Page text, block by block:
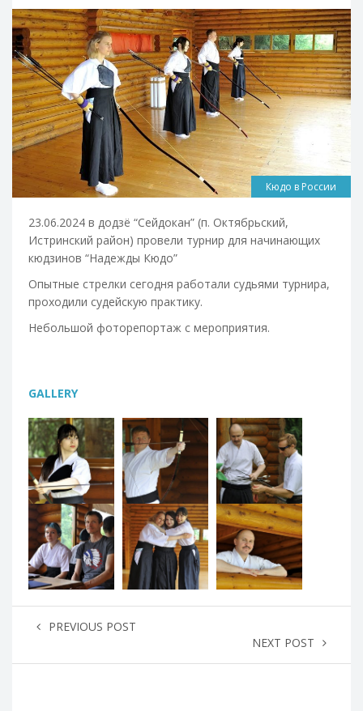
Кюдо в России
23.06.2024 в додзё “Сейдокан” (п. Октябрьский,
Истринский район) провели турнир для начинающих
кюдзинов “Надежды Кюдо”
Опытные стрелки сегодня работали судьями турнира,
проходили судейскую практику.
Небольшой фоторепортаж с мероприятия.
GALLERY
PREVIOUS POST
NEXT POST